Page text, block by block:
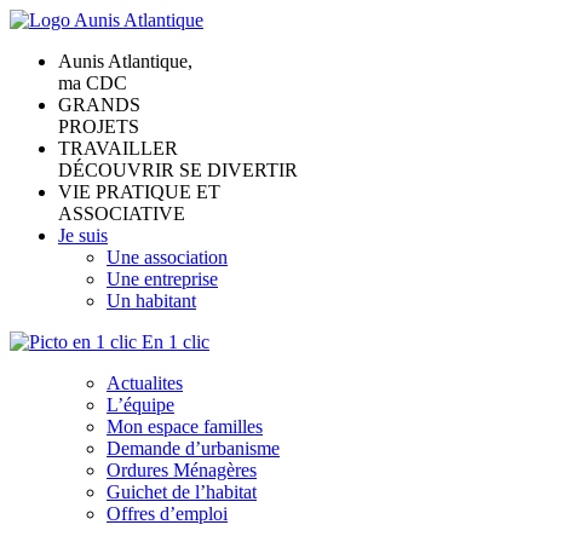
Aunis Atlantique,
ma CDC
GRANDS
PROJETS
TRAVAILLER
DÉCOUVRIR SE DIVERTIR
VIE PRATIQUE ET
ASSOCIATIVE
Je suis
Une association
Une entreprise
Un habitant
En 1 clic
Actualites
L’équipe
Mon espace familles
Demande d’urbanisme
Ordures Ménagères
Guichet de l’habitat
Offres d’emploi